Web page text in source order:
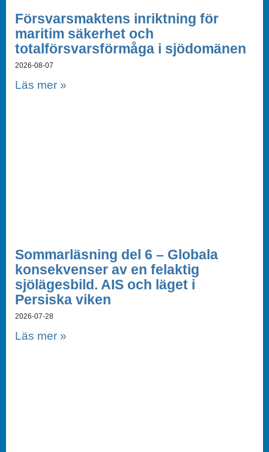
Försvarsmaktens inriktning för
maritim säkerhet och
totalförsvarsförmåga i sjödomänen
2026-08-07
Läs mer »
Sommarläsning del 6 – Globala
konsekvenser av en felaktig
sjölägesbild. AIS och läget i
Persiska viken
2026-07-28
Läs mer »